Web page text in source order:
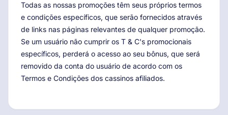
Todas as nossas promoções têm seus próprios termos
e condições específicos, que serão fornecidos através
de links nas páginas relevantes de qualquer promoção.
Se um usuário não cumprir os T & C's promocionais
específicos, perderá o acesso ao seu bônus, que será
removido da conta do usuário de acordo com os
Termos e Condições dos cassinos afiliados.